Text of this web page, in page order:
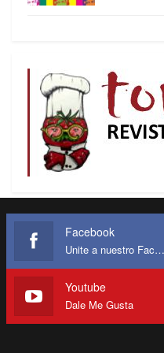
más de un millón de
atroces, de miles de
destrucción de
humanidad, de la
de torturas
con mayor tecnología
humanitarismo y la
Pero preferimos no
preguntar.
Parodiando
Cuándo vengan por
dejamos hacer a
Facebook
Unite a nuestro Facebook
Youtube
Dale Me Gusta